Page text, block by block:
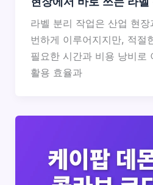
라벨 분리 작업은 산업 현
번하게 이루어지지만, 적절
필요한 시간과 비용 낭비로
활용 효율과